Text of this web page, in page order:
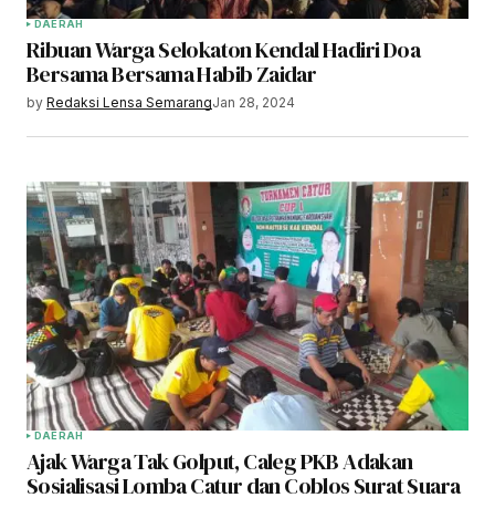
DAERAH
Ribuan Warga Selokaton Kendal Hadiri Doa
Bersama Bersama Habib Zaidar
by Redaksi Lensa SemarangJan 28, 2024
DAERAH
Ajak Warga Tak Golput, Caleg PKB Adakan
Sosialisasi Lomba Catur dan Coblos Surat Suara